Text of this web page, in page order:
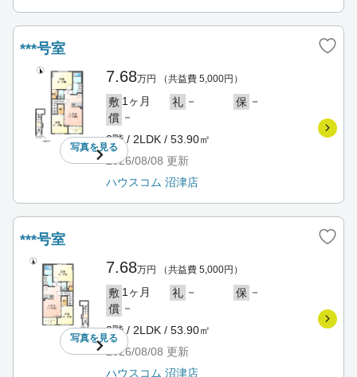
***号室
写真を見る
7.68万円 （共益費 5,000円）
敷 1ヶ月 礼 － 保 －
償 －
2階 / 2LDK / 53.90㎡
2026/08/08 更新
ハウスコム 沼津店
***号室
写真を見る
7.68万円 （共益費 5,000円）
敷 1ヶ月 礼 － 保 －
償 －
2階 / 2LDK / 53.90㎡
2026/08/08 更新
ハウスコム 沼津店